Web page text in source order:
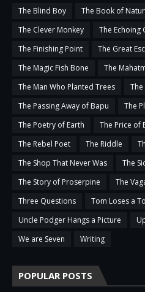
The Blind Boy
The Book of
The Clever Monkey
The Echoing
The Finishing Point
The Great
The Magic Fish Bone
The
The Man Who Planted Trees
The Passing Away of Bapu
The
The Poetry of Earth
The Price of
The Rebel Poet
The Riddle
The Shop That Never Was
The
The Story of Proserpine
The
Three Questions
Tom Loses a
Uncle Podger Hangs a Picture
We are Seven
Writing
POPULAR POSTS